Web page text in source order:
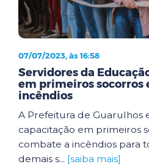
07/07/2023, às 16:58
Servidores da
em primeiros socorros
incêndios
A Prefeitura de Guarulhos
capacitação em primeiros
combate a incêndios para
demais s... [saiba mais]